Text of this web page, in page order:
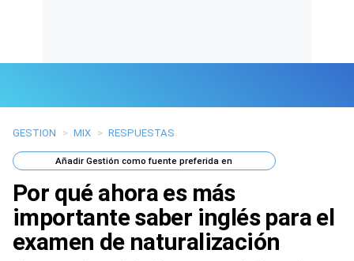
Últimas Noticias
Mi Bolsillo
Respuestas
Gente
GESTION > MIX > RESPUESTAS
AñadirGestión como fuente preferida en
Por qué ahora es más
importante saber inglés para el
examen de naturalización